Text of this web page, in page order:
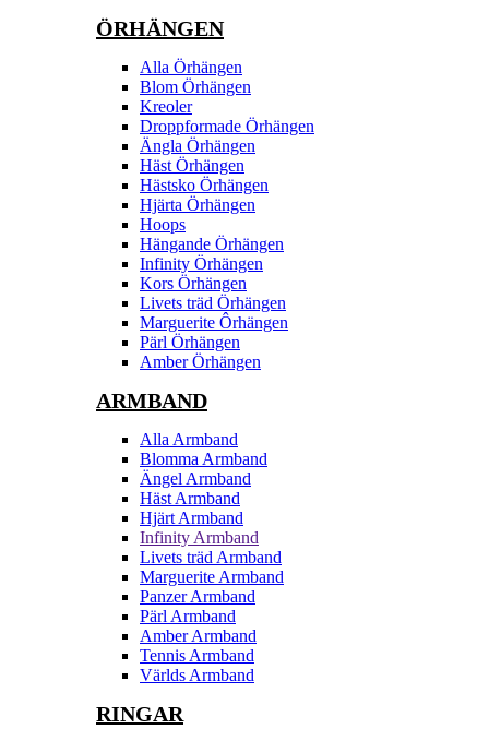
ÖRHÄNGEN
Alla Örhängen
Blom Örhängen
Kreoler
Droppformade Örhängen
Ängla Örhängen
Häst Örhängen
Hästsko Örhängen
Hjärta Örhängen
Hoops
Hängande Örhängen
Infinity Örhängen
Kors Örhängen
Livets träd Örhängen
Marguerite Ôrhängen
Pärl Örhängen
Amber Örhängen
ARMBAND
Alla Armband
Blomma Armband
Ängel Armband
Häst Armband
Hjärt Armband
Infinity Armband
Livets träd Armband
Marguerite Armband
Panzer Armband
Pärl Armband
Amber Armband
Tennis Armband
Världs Armband
RINGAR